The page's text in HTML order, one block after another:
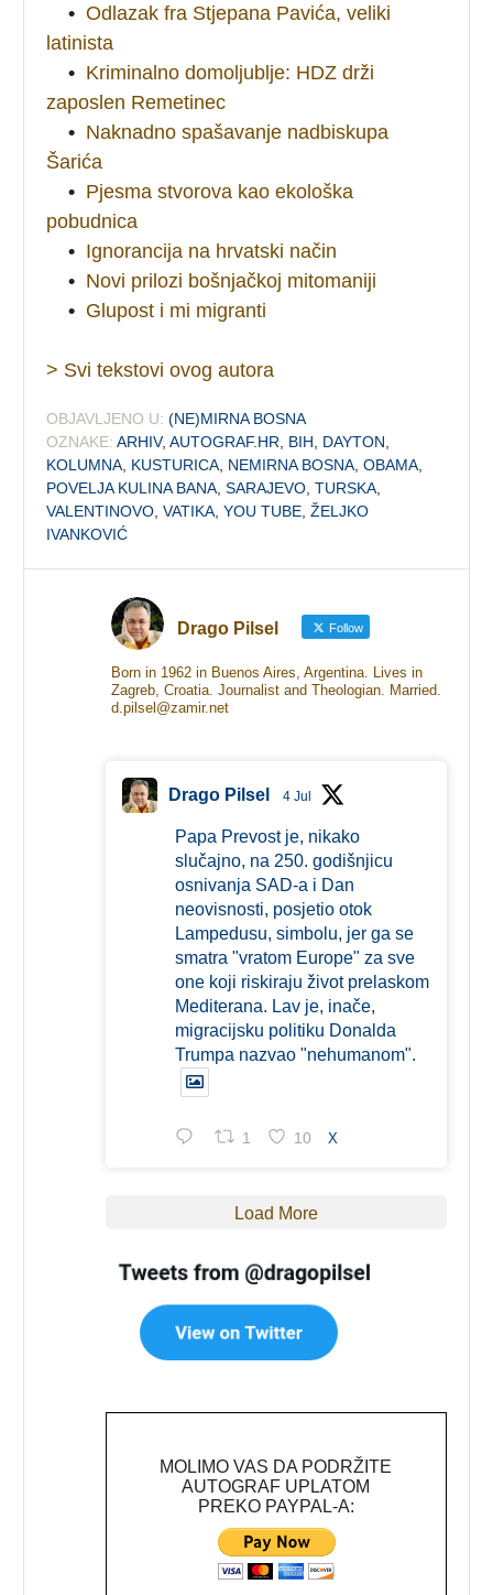
• Odlazak fra Stjepana Pavića, veliki
latinista
• Kriminalno domoljublje: HDZ drži
zaposlen Remetinec
• Naknadno spašavanje nadbiskupa
Šarića
• Pjesma stvorova kao ekološka
pobudnica
• Ignorancija na hrvatski način
• Novi prilozi bošnjačkoj mitomaniji
• Glupost i mi migranti
> Svi tekstovi ovog autora
OBJAVLJENO U: (NE)MIRNA BOSNA
OZNAKE: ARHIV,AUTOGRAF.HR BIH DAYTON
KOLUMNA KUSTURICA NEMIRNA BOSNA ,OBAMA
POVELJA KULINA BANA ,SARAJEVO ,TURSKA
VALENTINOVO ,VATIKA ,YOU TUBE ,ŽELJKO
IVANKOVIĆ
Drago Pilsel Follow
Born in 1962 in Buenos Aires, Argentina. Lives in
Zagreb, Croatia. Journalist and Theologian. Married.
d.pilsel@zamir.net
Drago Pilsel 4 Jul
Papa Prevost je, nikako
slučajno, na 250. godišnjicu
osnivanja SAD-a i Dan
neovisnosti, posjetio otok
Lampedusu, simbolu, jer ga se
smatra "vratom Europe" za sve
one koji riskiraju život prelaskom
Mediterana. Lav je, inače,
migracijsku politiku Donalda
Trumpa nazvao "nehumanom".
1 10 X
Load More
MOLIMO VAS DA PODRŽITE
AUTOGRAF UPLATOM
PREKO PAYPAL-A: